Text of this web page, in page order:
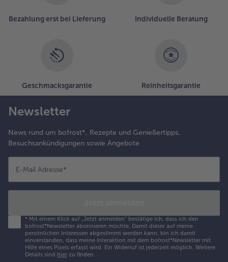
Bezahlung erst bei Lieferung Individuelle Beratung
Geschmacksgarantie Reinheitsgarantie
Newsletter
News rund um bofrost*, Rezepte und Genießertipps,
Besuchsankündigungen sowie Angebote
E-Mail Adresse*
* Mit einem Klick auf „Jetzt anmelden" bestätige ich, dass ich den
bofrost*Newsletter abonnieren möchte. Damit dieser auf meine
persönlichen Interessen abgestimmt werden kann, bin ich damit
einverstanden, dass meine Interaktion mit dem bofrost*Newsletter mit
Hilfe eines Pixels erfasst wird. Ein Widerruf ist jederzeit möglich. Weitere
Details sind hier zu finden.